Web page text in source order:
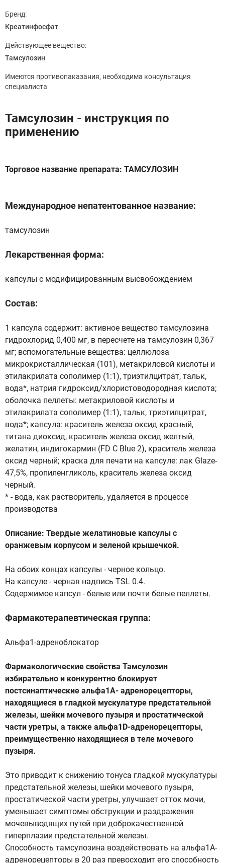
Бренд:
Креатинфосфат
Действующее вещество:
Тамсулозин
Имеются противопаказания, необходима консультация
специалиста
Тамсулозин - инструкция по
применению
Торговое название препарата: ТАМСУЛОЗИН
Международное непатентованное название:
тамсулозин
Лекарственная форма:
капсулы с модифицированным высвобождением
Состав:
1 капсула содержит: активное вещество тамсулозина
гидрохлорид 0,400 мг, в пересчете на тамсулозин 0,367
мг; вспомогательные вещества: целлюлоза
микрокристаллическая (101), метакриловой кислоты и
этилакрилата сополимер (1:1), триэтилцитрат, тальк,
вода*, натрия гидроксид/хлористоводородная кислота;
оболочка пеллеты: метакриловой кислоты и
этилакрилата сополимер (1:1), тальк, триэтилцитрат,
вода*; капсула: краситель железа оксид красный,
титана диоксид, краситель железа оксид желтый,
желатин, индигокармин (FD C Blue 2), краситель железа
оксид черный; краска для печати на капсуле: лак Glaze-
47,5%, пропиленгликоль, краситель железа оксид
черный.
* - вода, как растворитель, удаляется в процессе
производства
Описание: Твердые желатиновые капсулы с
оранжевым корпусом и зеленой крышечкой.
На обоих концах капсулы - черное кольцо.
На капсуле - черная надпись TSL 0.4.
Содержимое капсул - белые или почти белые пеллеты.
Фармакотерапевтическая группа:
Альфа1-адреноблокатор
Фармакологические свойства Тамсулозин
избирательно и конкурентно блокирует
постсинаптические альфа1A- адренорецепторы,
находящиеся в гладкой мускулатуре предстательной
железы, шейки мочевого пузыря и простатической
части уретры, а также альфа1D-адренорецепторы,
преимущественно находящиеся в теле мочевого
пузыря.
Это приводит к снижению тонуса гладкой мускулатуры
предстательной железы, шейки мочевого пузыря,
простатической части уретры, улучшает отток мочи,
уменьшает симптомы обструкции и раздражения
мочевыводящих путей при доброкачественной
гиперплазии предстательной железы.
Способность тамсулозина воздействовать на альфа1A-
адренорецепторы в 20 раз превосходит его способность